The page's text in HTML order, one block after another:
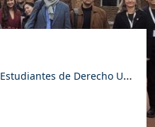
Estudiantes de Derecho UNAB profundizan conocimientos en Derecho Penal y Criminología en la U. de Buenos Aires